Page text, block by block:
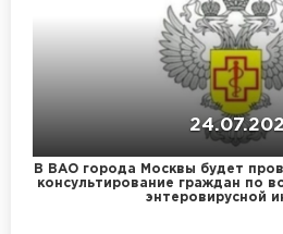
В ВАО города Москвы будет
консультирование граждан по
энтеровирусной